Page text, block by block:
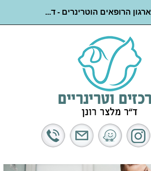
ארגון הרופאים הוטרינרים - ד...